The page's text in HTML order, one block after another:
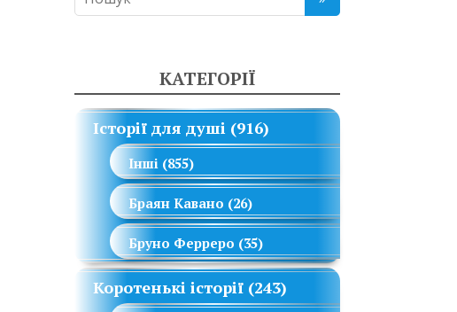
КАТЕГОРІЇ
Історії для душі (916)
Інші (855)
Браян Кавано (26)
Бруно Ферреро (35)
Коротенькі історії (243)